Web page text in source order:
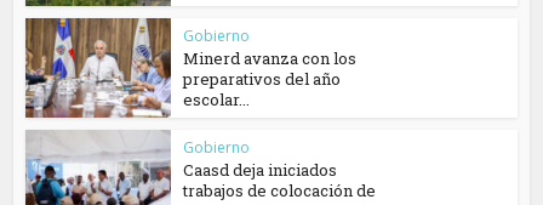
Gobierno
Minerd avanza con los
preparativos del año
escolar...
Gobierno
Caasd deja iniciados
trabajos de colocación de